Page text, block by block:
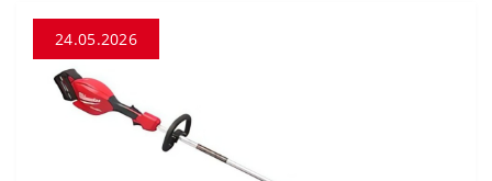
24.05.2026